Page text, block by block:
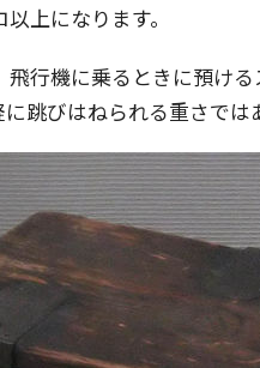
上になります。
飛行機に乗るときに預け
跳びはねられる重さでは